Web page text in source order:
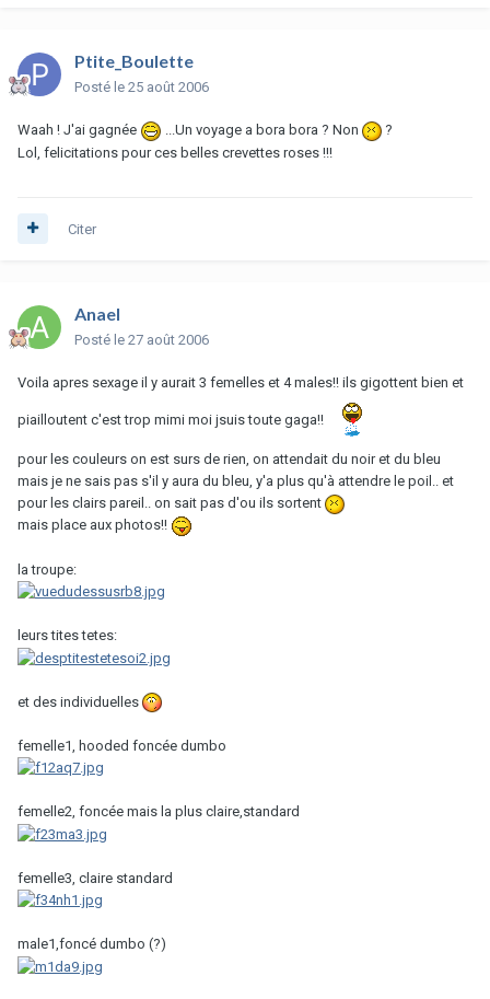
Ptite_Boulette
Posté le 25 août 2006
Waah ! J'ai gagnée ...Un voyage a bora bora ? Non
?
Lol, felicitations pour ces belles crevettes roses !!!
Citer
Anael
Posté le 27 août 2006
Voila apres sexage il y aurait 3 femelles et 4 males!! ils gigottent bien et
piailloutent c'est trop mimi moi jsuis toute gaga!!
pour les couleurs on est surs de rien, on attendait du noir et du bleu
mais je ne sais pas s'il y aura du bleu, y'a plus qu'à attendre le poil.. et
pour les clairs pareil.. on sait pas d'ou ils sortent
mais place aux photos!!
la troupe:
leurs tites tetes:
et des individuelles
femelle1, hooded foncée dumbo
femelle2, foncée mais la plus claire,standard
femelle3, claire standard
male1,foncé dumbo (?)